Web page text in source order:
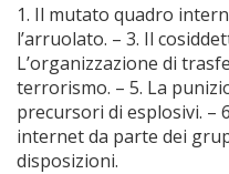
1. Il mutato quadro
l’arruolato. – 3. Il
L’organizzazione di
terrorismo. – 5. La
precursori di esplosivi. –
internet da parte dei
disposizioni.